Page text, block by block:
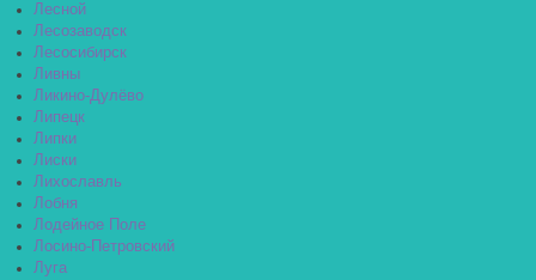
Лесной
Лесозаводск
Лесосибирск
Ливны
Ликино-Дулёво
Липецк
Липки
Лиски
Лихославль
Лобня
Лодейное Поле
Лосино-Петровский
Луга